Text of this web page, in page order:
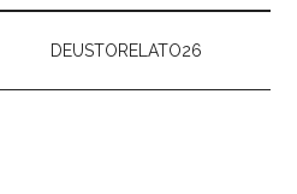
DEUSTORELATO26